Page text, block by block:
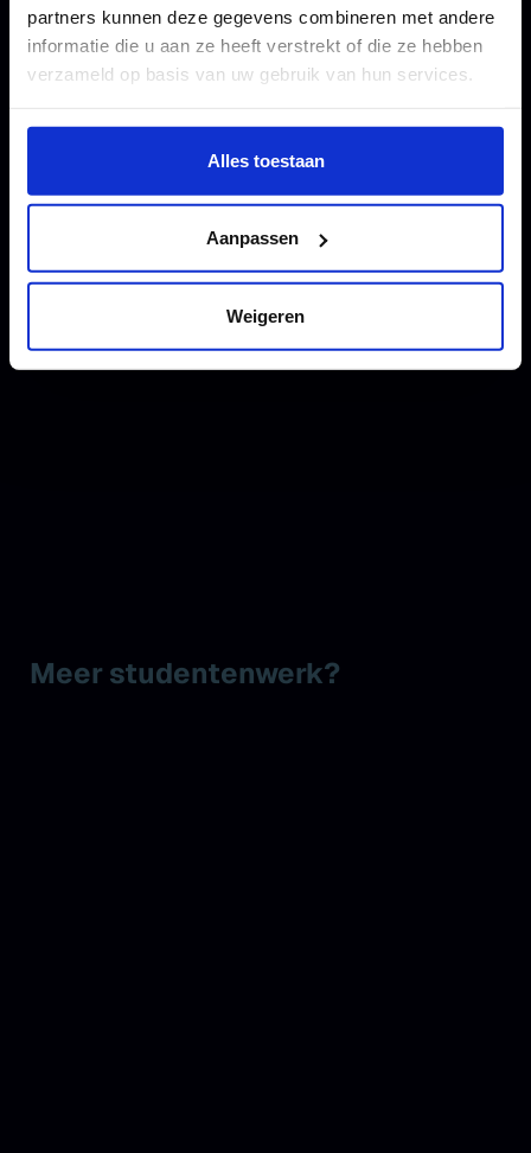
partners kunnen deze gegevens combineren met andere
informatie die u aan ze heeft verstrekt of die ze hebben
verzameld op basis van uw gebruik van hun services.
Wil je meer weten of de voorkeur aanpassen, bekijk dan
https://www.hku.nl/privacy-statement-en-
Alles toestaan
Aanpassen
Weigeren
Meer studentenwerk?